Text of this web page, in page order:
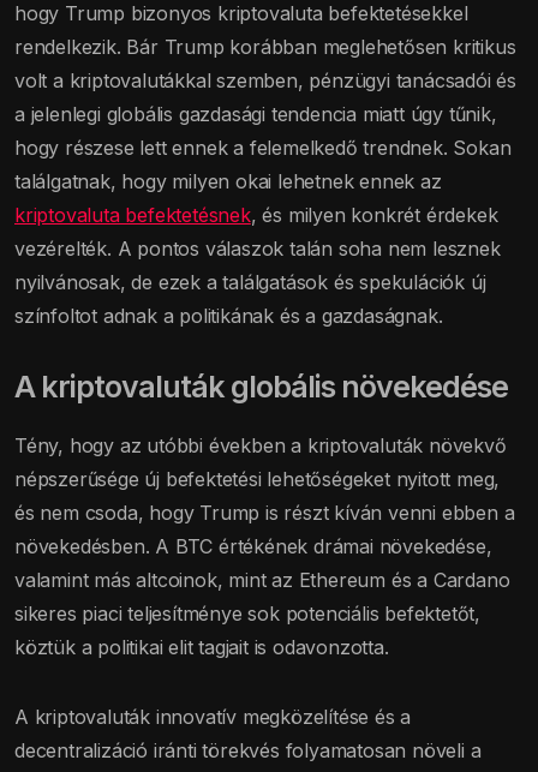
hogy Trump bizonyos kriptovaluta befektetésekkel
rendelkezik. Bár Trump korábban meglehetősen kritikus
volt a kriptovalutákkal szemben, pénzügyi tanácsadói és
a jelenlegi globális gazdasági tendencia miatt úgy tűnik,
hogy részese lett ennek a felemelkedő trendnek. Sokan
találgatnak, hogy milyen okai lehetnek ennek az
kriptovaluta befektetésnek, és milyen konkrét érdekek
vezérelték. A pontos válaszok talán soha nem lesznek
nyilvánosak, de ezek a találgatások és spekulációk új
színfoltot adnak a politikának és a gazdaságnak.
A kriptovaluták globális növekedése
Tény, hogy az utóbbi években a kriptovaluták növekvő
népszerűsége új befektetési lehetőségeket nyitott meg,
és nem csoda, hogy Trump is részt kíván venni ebben a
növekedésben. A BTC értékének drámai növekedése,
valamint más altcoinok, mint az Ethereum és a Cardano
sikeres piaci teljesítménye sok potenciális befektetőt,
köztük a politikai elit tagjait is odavonzotta.
A kriptovaluták innovatív megközelítése és a
decentralizáció iránti törekvés folyamatosan növeli a